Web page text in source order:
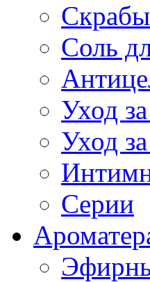
Скрабы
Соль
Уход
Уход
Серии